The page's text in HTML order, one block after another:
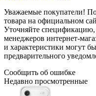
Уважаемые покупатели!
товара на официальном
Уточняйте спецификацию,
менеджеров интернет-
и характеристики могут
предварительного
Сообщить об ошибке
Недавно просмотренные